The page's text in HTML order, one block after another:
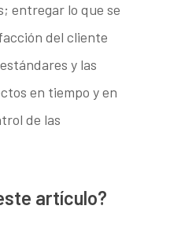
entregar lo que se
del cliente
y las
en tiempo y en
de las
artículo?